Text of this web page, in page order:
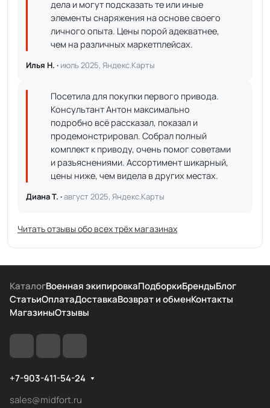
дела и могут подсказать те или иные
элементы снаряжения на основе своего
личного опыта. Цены порой адекватнее,
чем на различных маркетплейсах.
Илья Н. · июль 2025, Яндекс.Карты
Посетила для покупки первого привода.
Консультант Антон максимально
подробно всё рассказал, показал и
продемонстрировал. Собрал полный
комплект к приводу, очень помог советами
и разъяснениями. Ассортимент шикарный,
цены ниже, чем видела в других местах.
Диана Т. ·август 2025, Яндекс.Карты
Читать отзывы обо всех трёх магазинах
КаталогВоенная экипировкаПодборкиБрендыБлог
СтатьиОплатаДоставкаВозврат и обменКонтакты
МагазиныОтзывы
+7-903-411-54-24
sales@midfort.ru